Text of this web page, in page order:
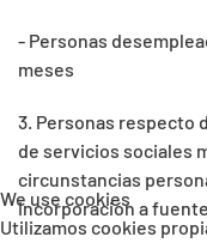
- Personas
meses
3. Personas respecto
de servicios sociales
circunstancias
incorporación a
We use cookies
Utilizamos cookies